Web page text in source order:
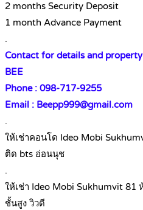
2 months Security Deposit
1 month Advance Payment
.
Contact for details and
BEE
Phone : 098-717-9255
Email : Beepp999@gmail.com
.
ให้เช่าคอนโด Ideo Mobi
ติด bts อ่อนนุช
.
ให้เช่า Ideo Mobi Sukhumvit 81
ชั้นสูง วิวดี